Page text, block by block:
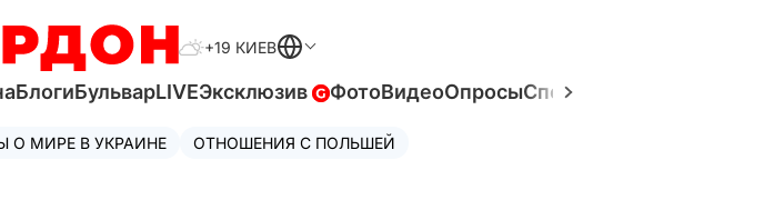
+19 КИЕВ
БлогиБульварLIVEЭксклюзив ФотоВидеоОпросыСпецпроекты
О МИРЕ В УКРАИНЕ ОТНОШЕНИЯ С ПОЛЬШЕЙ